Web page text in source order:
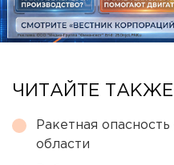
ЧИТАЙТЕ
Ракетная
области